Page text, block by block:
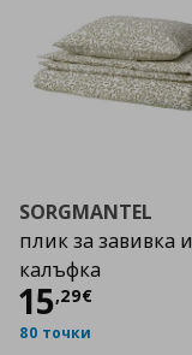
SORGMANTEL
плик за завивка и
калъфка
15,29€
Цена
80 точки